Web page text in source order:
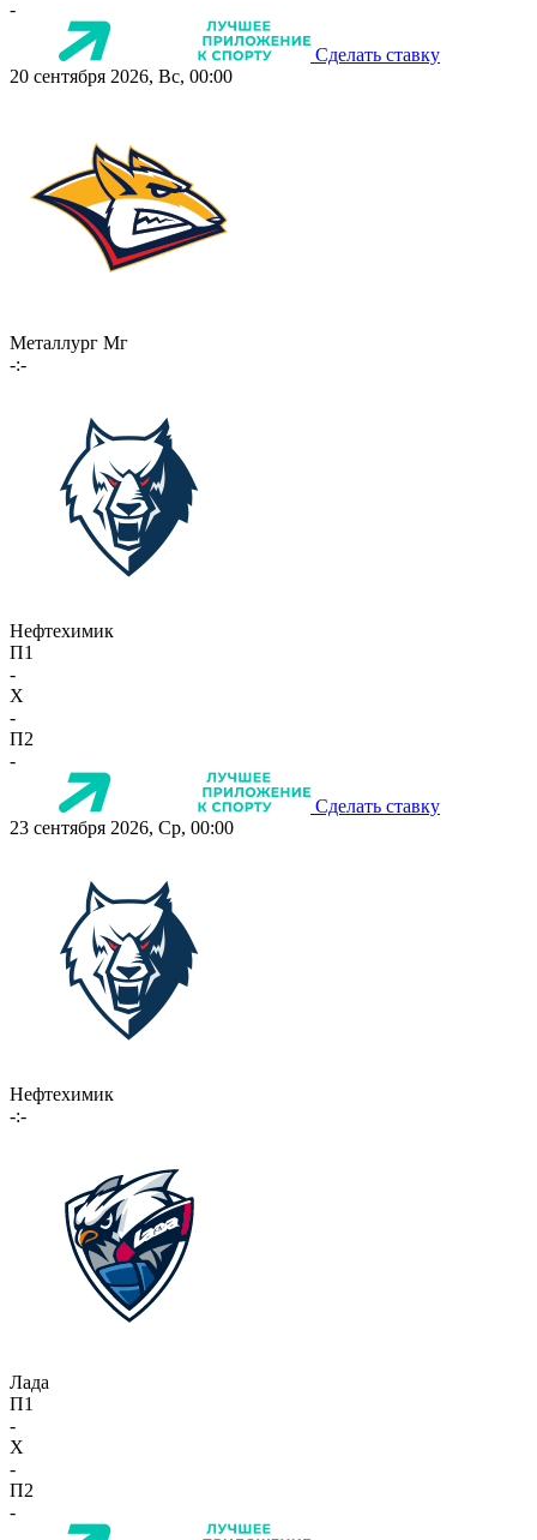
-
Сделать ставку
20 сентября 2026, Вс, 00:00
Металлург Мг
-:-
Нефтехимик
П1
-
X
-
П2
-
Сделать ставку
23 сентября 2026, Ср, 00:00
Нефтехимик
-:-
Лада
П1
-
X
-
П2
-